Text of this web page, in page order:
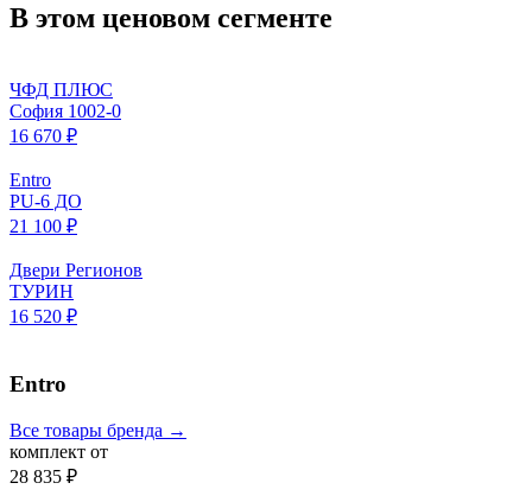
В этом ценовом сегменте
ЧФД ПЛЮС
София 1002-0
16 670 ₽
Entro
PU-6 ДО
21 100 ₽
Двери Регионов
ТУРИН
16 520 ₽
Entro
Все товары бренда →
комплект от
28 835 ₽